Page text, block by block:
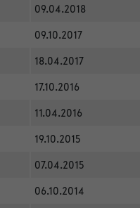
09.04.2018
09.10.2017
18.04.2017
17.10.2016
11.04.2016
19.10.2015
07.04.2015
06.10.2014